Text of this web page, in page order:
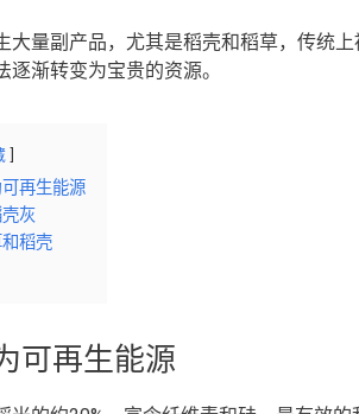
大量副产品，尤其是稻壳和稻草，传统
逐渐转变为宝贵的资源。
再生能源
灰
稻壳
可再生能源